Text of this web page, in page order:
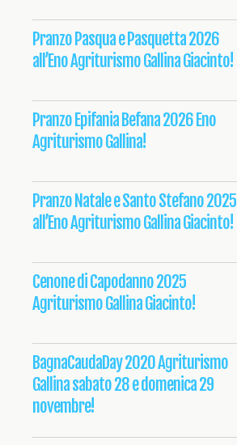
Pranzo Pasqua e Pasquetta 2026
all’Eno Agriturismo Gallina Giacinto!
Pranzo Epifania Befana 2026 Eno
Agriturismo Gallina!
Pranzo Natale e Santo Stefano 2025
all’Eno Agriturismo Gallina Giacinto!
Cenone di Capodanno 2025
Agriturismo Gallina Giacinto!
BagnaCaudaDay 2020 Agriturismo
Gallina sabato 28 e domenica 29
novembre!